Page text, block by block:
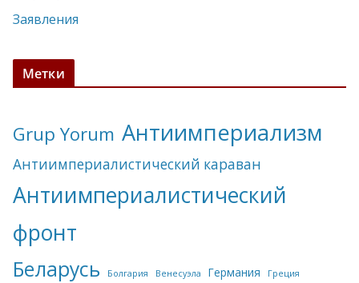
Заявления
Метки
Grup Yorum Антиимпериализм
Антиимпериалистический караван
Антиимпериалистический
фронт
Беларусь Болгария Венесуэла Германия Греция